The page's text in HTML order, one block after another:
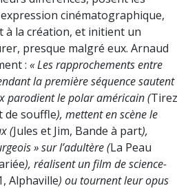
cinématographique,
à la création, et initient un
presque malgré eux. Arnaud
: « Les rapprochements entre
la première séquence sautent
parodient le polar américain(Tirez
de souffle), mettent en scène le
(Jules et Jim, Bande à part),
» sur l’adultère (La Peau
), réalisent un film de science-
Alphaville) ou tournent leur opus